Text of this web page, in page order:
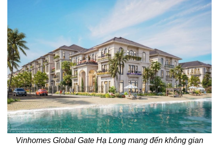
Vinhomes Global Gate Hạ Long mang đến không gian